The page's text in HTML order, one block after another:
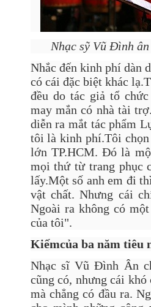
Nhạc sỹ Vũ Đình
Nhắc đến kinh phí dàn
có cái đặc biệt khác
đều do tác giả tổ
may mắn có nhà tài
diễn ra mắt tác phẩm
tôi là kinh phí.Tôi
lớn TP.HCM. Đó là
mọi thứ từ trang phục
lấy.Một số anh em đi
vật chất. Nhưng cái
Ngoài ra không có
của tôi".
Kiếmcủa ba năm tiêu
Nhạc sĩ Vũ Đình Ân
cũng có, nhưng cái
mà chẳng có đầu ra.